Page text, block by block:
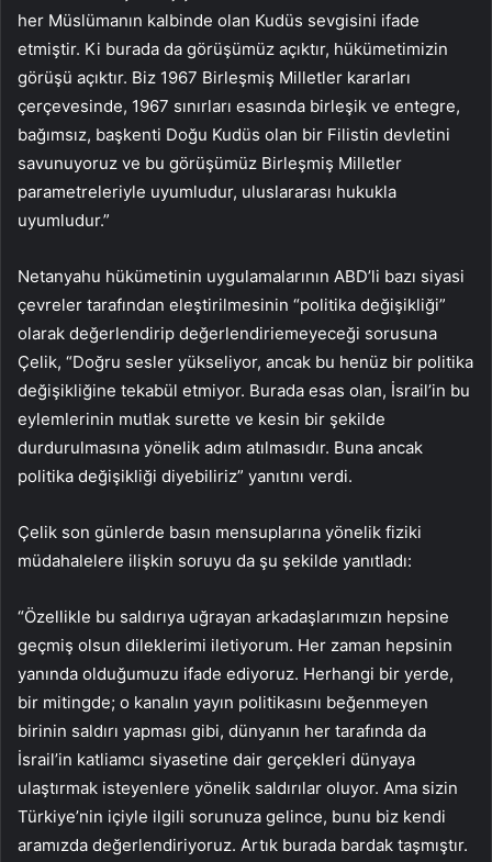
her Müslümanın kalbinde olan Kudüs sevgisini ifade
etmiştir. Ki burada da görüşümüz açıktır, hükümetimizin
görüşü açıktır. Biz 1967 Birleşmiş Milletler kararları
çerçevesinde, 1967 sınırları esasında birleşik ve entegre,
bağımsız, başkenti Doğu Kudüs olan bir Filistin devletini
savunuyoruz ve bu görüşümüz Birleşmiş Milletler
parametreleriyle uyumludur, uluslararası hukukla
uyumludur.”
Netanyahu hükümetinin uygulamalarının ABD’li bazı siyasi
çevreler tarafından eleştirilmesinin “politika değişikliği”
olarak değerlendirip değerlendiriemeyeceği sorusuna
Çelik, “Doğru sesler yükseliyor, ancak bu henüz bir politika
değişikliğine tekabül etmiyor. Burada esas olan, İsrail’in bu
eylemlerinin mutlak surette ve kesin bir şekilde
durdurulmasına yönelik adım atılmasıdır. Buna ancak
politika değişikliği diyebiliriz” yanıtını verdi.
Çelik son günlerde basın mensuplarına yönelik fiziki
müdahalelere ilişkin soruyu da şu şekilde yanıtladı:
“Özellikle bu saldırıya uğrayan arkadaşlarımızın hepsine
geçmiş olsun dileklerimi iletiyorum. Her zaman hepsinin
yanında olduğumuzu ifade ediyoruz. Herhangi bir yerde,
bir mitingde; o kanalın yayın politikasını beğenmeyen
birinin saldırı yapması gibi, dünyanın her tarafında da
İsrail’in katliamcı siyasetine dair gerçekleri dünyaya
ulaştırmak isteyenlere yönelik saldırılar oluyor. Ama sizin
Türkiye’nin içiyle ilgili sorunuza gelince, bunu biz kendi
aramızda değerlendiriyoruz. Artık burada bardak taşmıştır.